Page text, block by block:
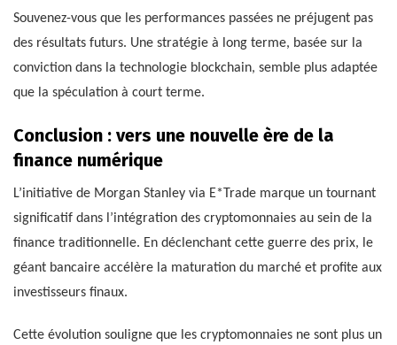
Souvenez-vous que les performances passées ne préjugent pas
des résultats futurs. Une stratégie à long terme, basée sur la
conviction dans la technologie blockchain, semble plus adaptée
que la spéculation à court terme.
Conclusion : vers une nouvelle ère de la
finance numérique
L’initiative de Morgan Stanley via E*Trade marque un tournant
significatif dans l’intégration des cryptomonnaies au sein de la
finance traditionnelle. En déclenchant cette guerre des prix, le
géant bancaire accélère la maturation du marché et profite aux
investisseurs finaux.
Cette évolution souligne que les cryptomonnaies ne sont plus un